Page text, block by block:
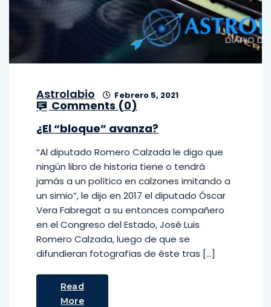
Astrolabio Febrero 5, 2021
Comments (0)
¿El “bloque” avanza?
“Al diputado Romero Calzada le digo que
ningún libro de historia tiene o tendrá
jamás a un político en calzones imitando a
un simio”, le dijo en 2017 el diputado Óscar
Vera Fabregat a su entonces compañero
en el Congreso del Estado, José Luis
Romero Calzada, luego de que se
difundieran fotografías de éste tras […]
Read
More